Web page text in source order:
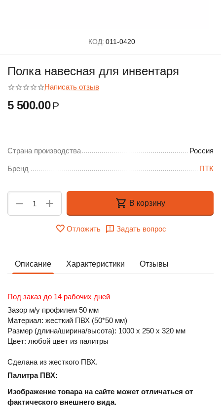
КОД: 011-0420
Полка навесная для инвентаря
Написать отзыв
5 500.00 Р
Страна производства Россия
Бренд ПТК
+
− В корзину
Отложить Задать вопрос
Описание Характеристики Отзывы
Под заказ до 14 рабочих дней
Зазор м/у профилем 50 мм
Материал: жесткий ПВХ (50*50 мм)
Размер (длина/ширина/высота): 1000 х 250 х 320 мм
Цвет: любой цвет из палитры
Сделана из жесткого ПВХ.
Палитра ПВХ:
Изображение товара на сайте может отличаться от
фактического внешнего вида.